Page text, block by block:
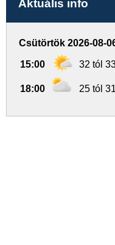
Aktuális info
Csütörtök 2026-08-
15:00 32 tól
18:00 25 tól